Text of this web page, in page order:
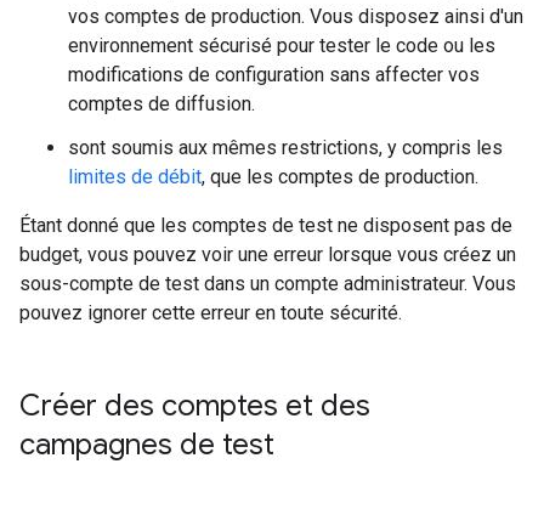
vos comptes de production. Vous disposez ainsi d'un
environnement sécurisé pour tester le code ou les
modifications de configuration sans affecter vos
comptes de diffusion.
sont soumis aux mêmes restrictions, y compris les
limites de débit, que les comptes de production.
Étant donné que les comptes de test ne disposent pas de
budget, vous pouvez voir une erreur lorsque vous créez un
sous-compte de test dans un compte administrateur. Vous
pouvez ignorer cette erreur en toute sécurité.
Créer des comptes et des
campagnes de test